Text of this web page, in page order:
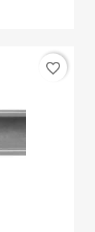
favorite_border